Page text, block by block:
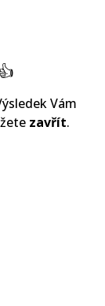
Vám
zavřít.